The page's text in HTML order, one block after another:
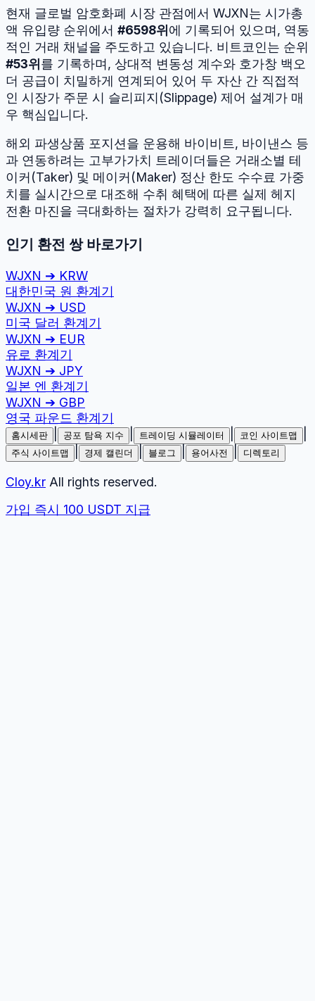
현재 글로벌 암호화폐 시장 관점에서 WJXN는 시가총
액 유입량 순위에서 #6598위에 기록되어 있으며, 역동
적인 거래 채널을 주도하고 있습니다. 비트코인는 순위
#53위를 기록하며, 상대적 변동성 계수와 호가창 백오
더 공급이 치밀하게 연계되어 있어 두 자산 간 직접적
인 시장가 주문 시 슬리피지(Slippage) 제어 설계가 매
우 핵심입니다.
해외 파생상품 포지션을 운용해 바이비트, 바이낸스 등
과 연동하려는 고부가가치 트레이더들은 거래소별 테
이커(Taker) 및 메이커(Maker) 정산 한도 수수료 가중
치를 실시간으로 대조해 수취 혜택에 따른 실제 헤지
전환 마진을 극대화하는 절차가 강력히 요구됩니다.
인기 환전 쌍 바로가기
WJXN ➔ KRW
대한민국 원 환계기
WJXN ➔ USD
미국 달러 환계기
WJXN ➔ EUR
유로 환계기
WJXN ➔ JPY
일본 엔 환계기
WJXN ➔ GBP
영국 파운드 환계기
홈시세판 공포 탐욕 지수 트레이딩 시뮬레이터 코인 사이트맵
주식 사이트맵 경제 캘린더 블로그 용어사전 디렉토리
Cloy.kr All rights reserved.
가입 즉시 100 USDT 지급